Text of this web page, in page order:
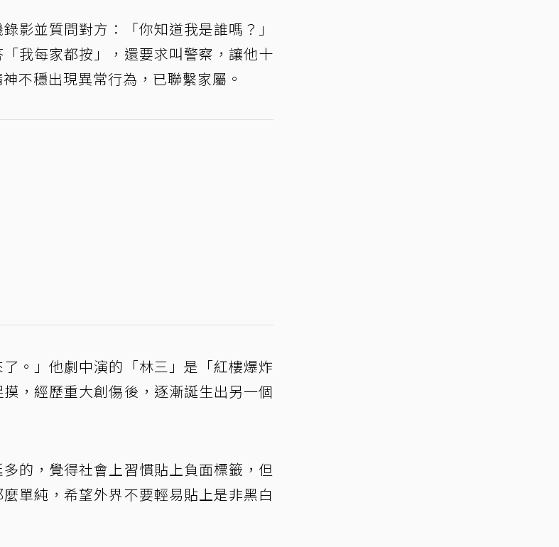
影並質問對方：「你知道我是誰嗎？」
我每家都按」，還要求叫警察，讓他十
不穩出現異常行為，已聯繫家屬。
。」他劇中演的「林三」是「紅樓爆炸
，經歷重大創傷後，逐漸誕生出另一個
的，覺得社會上習慣貼上負面標籤，但
單純，希望外界不要輕易貼上是非黑白